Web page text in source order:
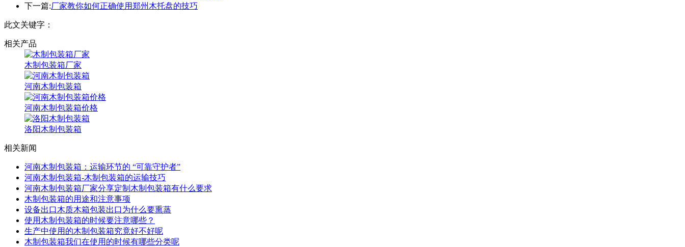
下一篇:厂家教你如何正确使用郑州木托盘的技巧
此文关键字：
相关产品
木制包装箱厂家
河南木制包装箱
河南木制包装箱价格
洛阳木制包装箱
相关新闻
河南木制包装箱：运输环节的 “可靠守护者”
河南木制包装箱-木制包装箱的运输技巧
河南木制包装箱厂家分享定制木制包装箱有什么要求
木制包装箱的用途和注意事项
设备出口木质木箱包装出口为什么要熏蒸
使用木制包装箱的时候要注意哪些？
生产中使用的木制包装箱究竟好不好呢
木制包装箱我们在使用的时候有哪些分类呢